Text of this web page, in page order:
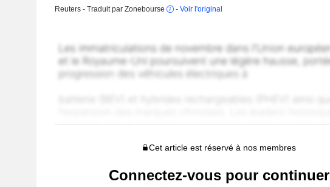
Reuters - Traduit par Zonebourse
- Voir l'original
Cet article est réservé à nos membres
Connectez-vous pour continuer